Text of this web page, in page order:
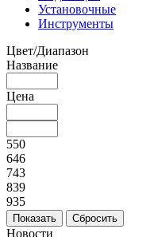
Установочные
Инструменты
Цвет/Диапазон
Название
Цена
550
646
743
839
935
Сбросить
Новости